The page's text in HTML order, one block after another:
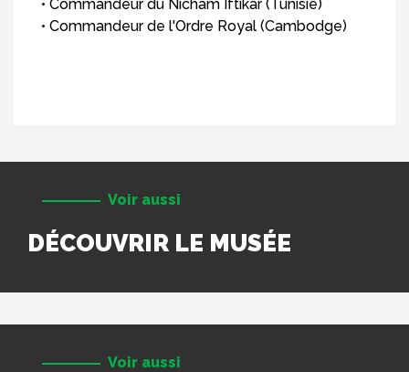
• Commandeur du Nicham Iftikar (Tunisie)
• Commandeur de l'Ordre Royal (Cambodge)
Voir aussi
DÉCOUVRIR LE MUSÉE
Voir aussi